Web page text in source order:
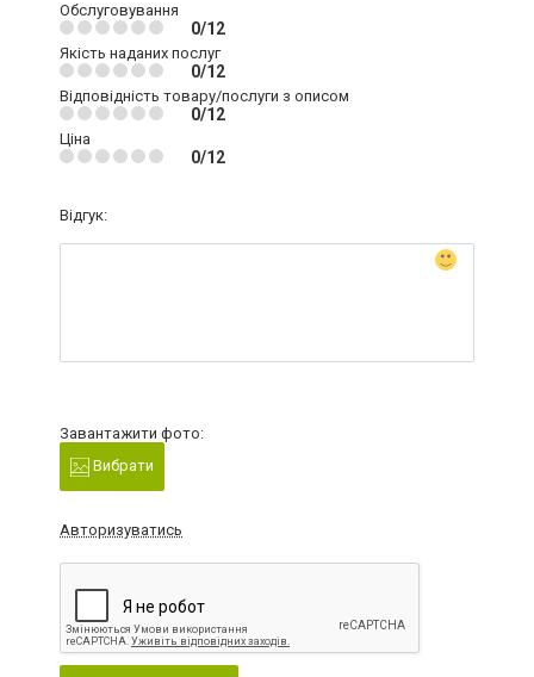
Обслуговування
0/12
Якість наданих послуг
0/12
Відповідність товару/послуги з описом
0/12
Ціна
0/12
Відгук:
Завантажити фото:
Вибрати
Авторизуватись